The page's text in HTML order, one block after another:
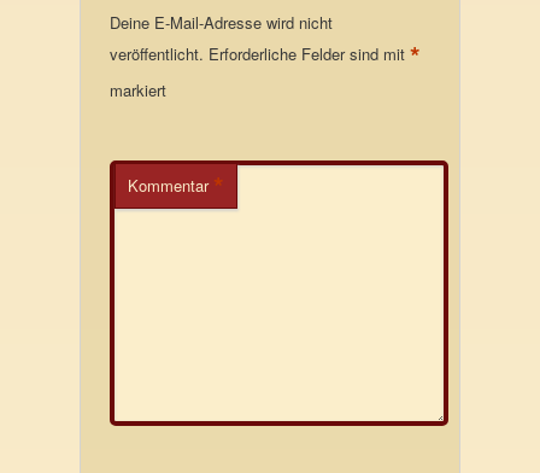
Deine E-Mail-Adresse wird nicht
veröffentlicht. Erforderliche Felder sind mit*
markiert
Kommentar *